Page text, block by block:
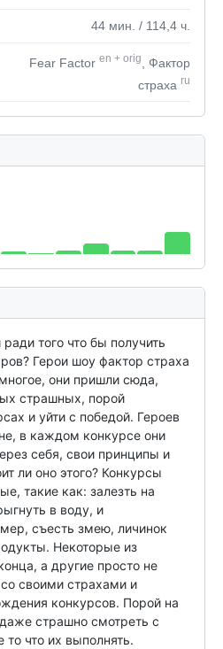
44 мин. / 114,4 ч.
Fear Factor en + orig
, Фактор
страха ru
того что бы получить
Герои шоу фактор страха
они пришли сюда,
страшных, порой
и уйти с победой. Героев
в каждом конкурсе они
себя, свои принципы и
ли оно этого? Конкурсы
такие как: залезть на
в воду, и
съесть змею, личинок
Некоторые из
а другие просто не
своими страхами и
конкурсов. Порой на
страшно смотреть с
то что их выполнять.